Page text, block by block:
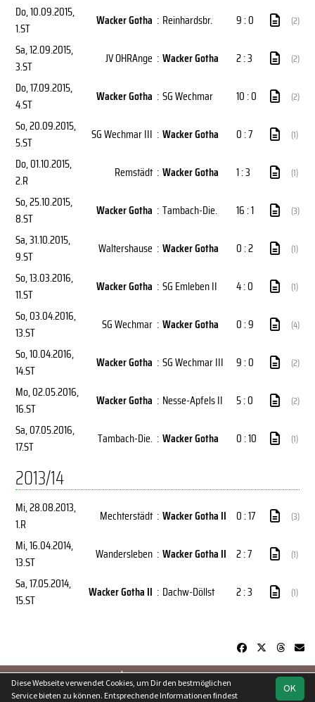
Do, 10.09.2015,
1.ST
Wacker Gotha : Reinhardsbr. 9 : 0 (2)
Sa, 12.09.2015,
3.ST
JV OHRAnge : Wacker Gotha 2 : 3 (2)
Do, 17.09.2015,
4.ST
Wacker Gotha : SG Wechmar 10 : 0 (2)
So, 20.09.2015,
5.ST
SG Wechmar III : Wacker Gotha 0 : 7 (1)
Do, 01.10.2015,
2.R
Remstädt : Wacker Gotha 1 : 3 (1)
So, 25.10.2015,
8.ST
Wacker Gotha : Tambach-Die. 16 : 1 (3)
Sa, 31.10.2015,
9.ST
Waltershause : Wacker Gotha 0 : 2 (1)
So, 13.03.2016,
11.ST
Wacker Gotha : SG Emleben II 4 : 0 (1)
So, 03.04.2016,
13.ST
SG Wechmar : Wacker Gotha 0 : 9 (4)
So, 10.04.2016,
14.ST
Wacker Gotha : SG Wechmar III 9 : 0 (2)
Mo, 02.05.2016,
16.ST
Wacker Gotha : Nesse-Apfels II 5 : 0 (2)
Sa, 07.05.2016,
17.ST
Tambach-Die. : Wacker Gotha 0 : 10 (1)
2013/14
Mi, 28.08.2013,
1.R
Mechterstädt : Wacker Gotha II 0 : 17 (3)
Mi, 16.04.2014,
13.ST
Wandersleben : Wacker Gotha II 2 : 7 (1)
Sa, 17.05.2014,
15.ST
Wacker Gotha II : Dachw-Döllst 2 : 3 (1)
soccero.de
OK
Diese Webseite verwendet Cookies, um Dir den bestmöglichen
Service bieten zu können. Entsprechende Informationen findest